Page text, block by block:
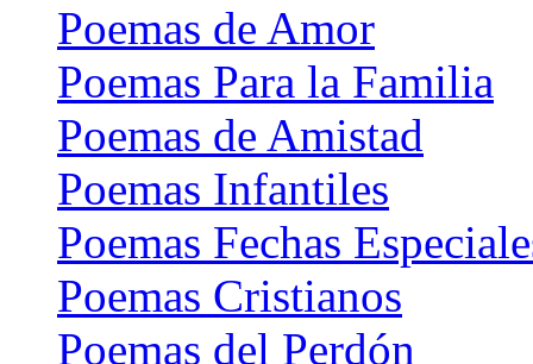
Poemas de Amor
Poemas Para la Familia
Poemas de Amistad
Poemas Infantiles
Poemas Fechas
Poemas Cristianos
Poemas del Perdón